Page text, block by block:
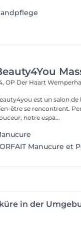
OP Der Haart
est un salon de
être se rencontrent.
notre espa...
Manucure et
in der